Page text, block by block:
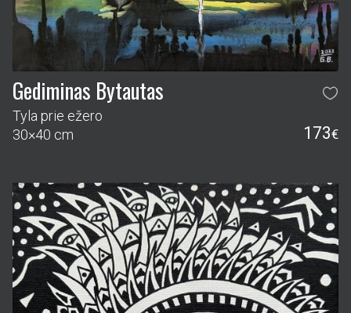
Gediminas Bytautas
Tyla prie ežero
30×40 cm
173€